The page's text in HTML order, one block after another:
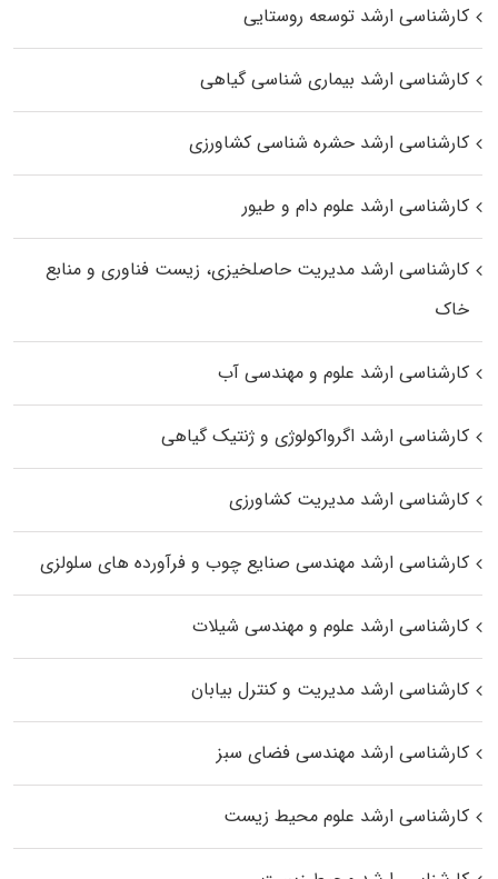
کارشناسی ارشد توسعه روستایی
کارشناسی ارشد بیماری‌ شناسی گیاهی
کارشناسی ارشد حشره‌ شناسی کشاورزی
کارشناسی ارشد علوم دام و طیور
کارشناسی ارشد مدیریت حاصلخیزی، زیست فناوری و منابع
خاک
کارشناسی ارشد علوم و مهندسی آب
کارشناسی ارشد اگرواکولوژی و ژنتیک گیاهی
کارشناسی ارشد مدیریت کشاورزی
کارشناسی ارشد مهندسی صنایع چوب و فرآورده‌ های سلولزی
کارشناسی ارشد علوم و مهندسی شیلات
کارشناسی ارشد مدیریت و کنترل بیابان
کارشناسی ارشد مهندسی فضای سبز
کارشناسی ارشد علوم محیط‌ زیست